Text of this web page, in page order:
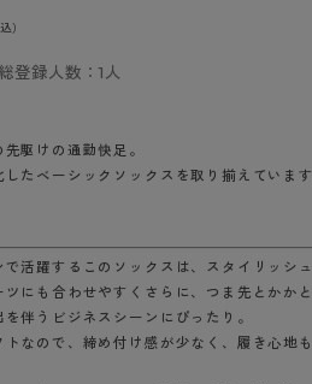
ハイ
ッキング選び
）
）
登録人数：1人
駆けの通勤快足。
したベーシックソックスを取り揃えています
で活躍するこのソックスは、スタイリッシ
ツにも合わせやすくさらに、つま先とかか
伴うビジネスシーンにぴったり。
トなので、締め付け感が少なく、履き心地